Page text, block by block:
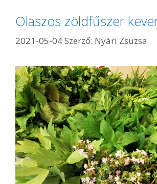
Olaszos zöldfűszer
2021-05-04Szerző: Nyári Zsuzsa